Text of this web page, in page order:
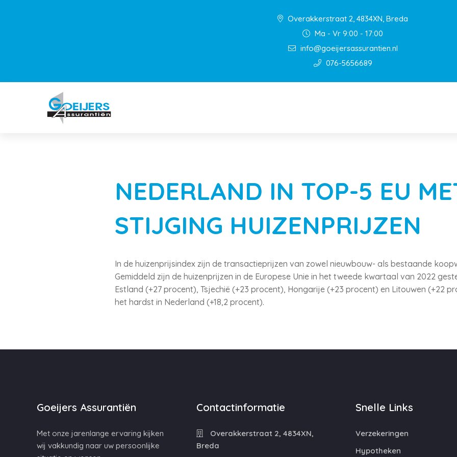
Overakkerstraat 2, 4834XN, Breda
Ma - Vr 9:00 - 17:00
info@goeijersassurantien.nl
076-5656689
NEDERLAND IN TOP-5 EU
STIJGING HUIZENPRIJZEN
In de huizenprijsindex zijn de transactieprijzen van zowel nieuwbouw- als bestaande
Gemiddeld zijn de huizenprijzen in de Europese Unie in het tweede kwartaal van 2022
Estland (+27 procent), Tsjechië (+23 procent), Hongarije (+23 procent) en Litouwen (+22
het hardst in Nederland (+18,2 procent).
Goeijers Assurantiën
Met onze jarenlange ervaring kijken
wij vakkundig naar uw persoonlijke
Contactinformatie
Overakkerstraat 2, 4834XN,
Breda
Snelle Links
Verzekeringen
Hypotheken